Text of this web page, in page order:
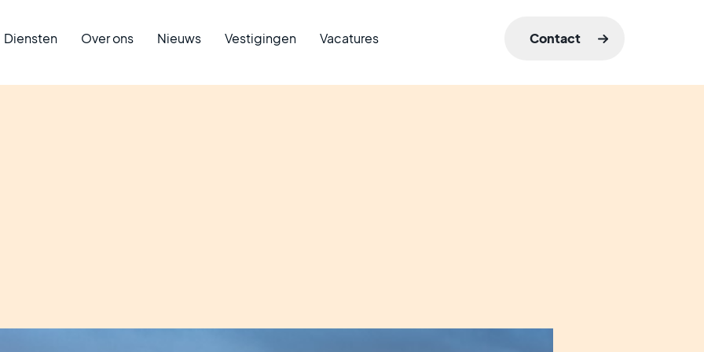
Diensten Over ons Nieuws Vestigingen Vacatures Contact